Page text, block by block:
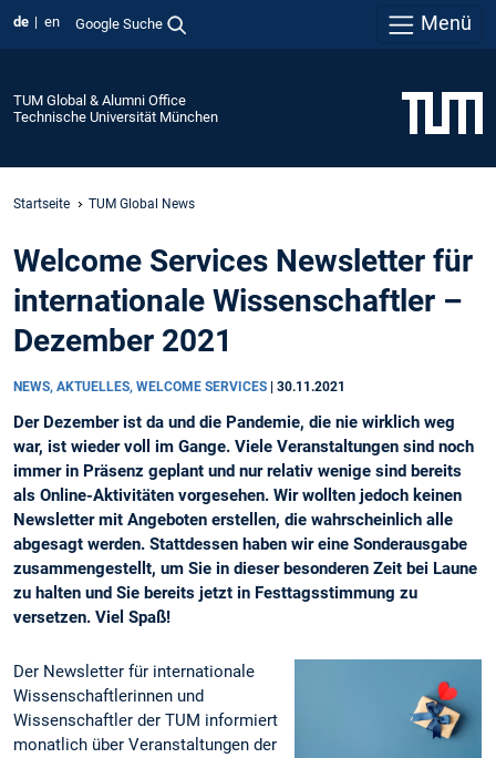
de en Google Suche Menü
TUM Global & Alumni Office
Technische Universität München
Startseite TUM Global News
Welcome Services Newsletter für
internationale Wissenschaftler –
Dezember 2021
NEWS, AKTUELLES, WELCOME SERVICES 30.11.2021
Der Dezember ist da und die Pandemie, die nie wirklich weg
war, ist wieder voll im Gange. Viele Veranstaltungen sind noch
immer in Präsenz geplant und nur relativ wenige sind bereits
als Online-Aktivitäten vorgesehen. Wir wollten jedoch keinen
Newsletter mit Angeboten erstellen, die wahrscheinlich alle
abgesagt werden. Stattdessen haben wir eine Sonderausgabe
zusammengestellt, um Sie in dieser besonderen Zeit bei Laune
zu halten und Sie bereits jetzt in Festtagsstimmung zu
versetzen. Viel Spaß!
Der Newsletter für internationale
Wissenschaftlerinnen und
Wissenschaftler der TUM informiert
monatlich über Veranstaltungen der